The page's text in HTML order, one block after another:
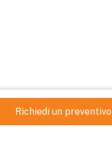
Richiedi un preventivo